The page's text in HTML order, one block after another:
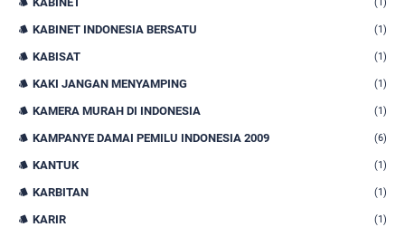
KABINET INDONESIA BERSATU (1)
KABISAT (1)
KAKI JANGAN MENYAMPING (1)
KAMERA MURAH DI INDONESIA (1)
KAMPANYE DAMAI PEMILU INDONESIA 2009 (6)
KANTUK (1)
KARBITAN (1)
KARIR (1)